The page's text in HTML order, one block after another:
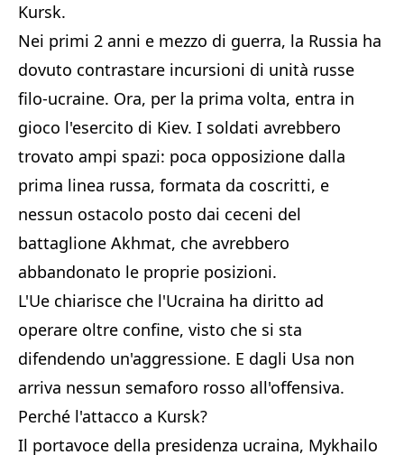
Kursk.
Nei primi 2 anni e mezzo di guerra, la Russia ha
dovuto contrastare incursioni di unità russe
filo-ucraine. Ora, per la prima volta, entra in
gioco l'esercito di Kiev. I soldati avrebbero
trovato ampi spazi: poca opposizione dalla
prima linea russa, formata da coscritti, e
nessun ostacolo posto dai ceceni del
battaglione Akhmat, che avrebbero
abbandonato le proprie posizioni.
L'Ue chiarisce che l'Ucraina ha diritto ad
operare oltre confine, visto che si sta
difendendo un'aggressione. E dagli Usa non
arriva nessun semaforo rosso all'offensiva.
Perché l'attacco a Kursk?
Il portavoce della presidenza ucraina, Mykhailo